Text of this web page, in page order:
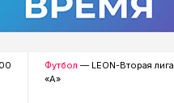
Футбол — LEON-Вторая лига
«А»